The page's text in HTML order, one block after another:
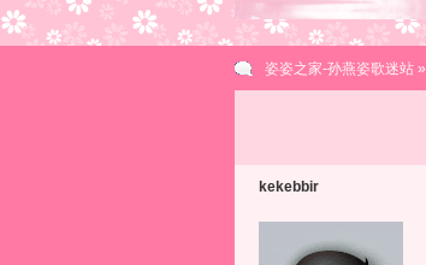
姿姿之家-孙燕姿歌迷站»
kekebbir